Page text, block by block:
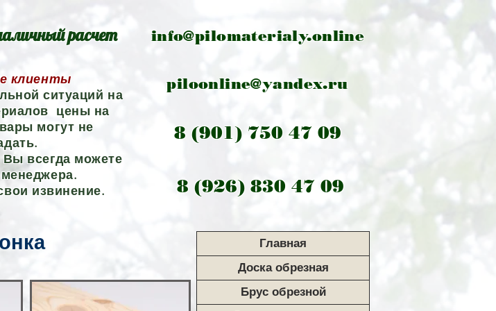
клиенты
ситуаций на
цены на
могут не
Вы всегда можете
извинение.
расчет info@pilomaterialy.online
piloonline@yandex.ru
8 (901) 750 47 09
8 (926) 830 47 09
Главная
Доска обрезная
Брус обрезной